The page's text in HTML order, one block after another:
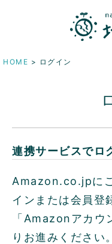
HOME ログイン
連携サービスでロ
Amazon.co.jpに
インまたは会員登
「Amazonアカウ
りお進みください。